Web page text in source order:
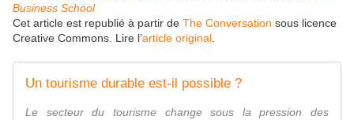
Business School
Cet article est republié à partir de The Conversation sous licence
Creative Commons. Lire l’article original
Un tourisme durable est-il possible ?
Le secteur du tourisme change sous la pression des